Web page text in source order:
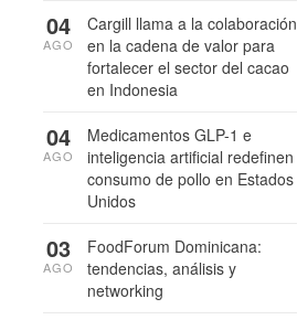
Cargill llama a la colaboración
en la cadena de valor para
fortalecer el sector del cacao
en Indonesia
04
AGO
Medicamentos GLP-1 e
inteligencia artificial redefinen
consumo de pollo en Estados
Unidos
04
AGO
FoodForum Dominicana:
tendencias, análisis y
networking
03
AGO